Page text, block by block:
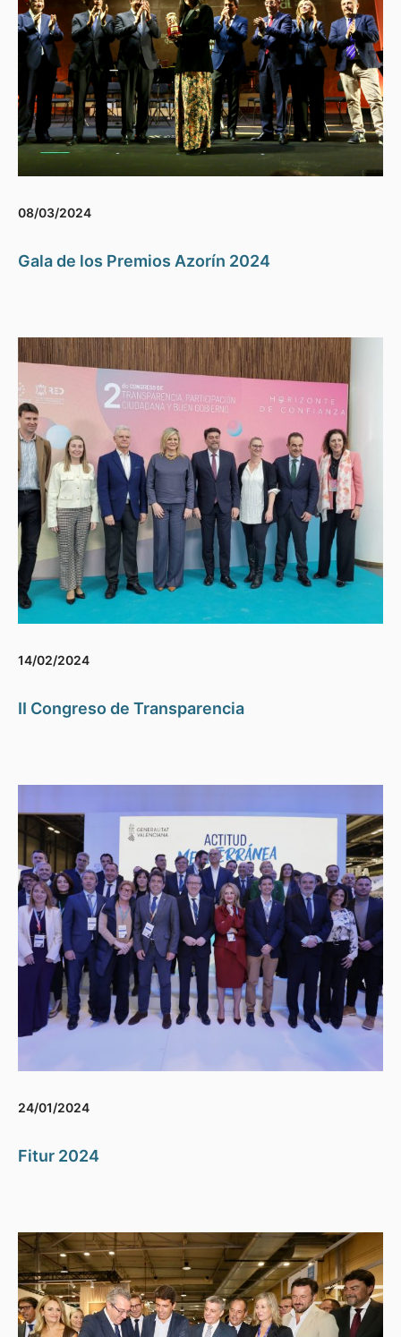
08/03/2024
Gala de los Premios Azorín 2024
14/02/2024
II Congreso de Transparencia
24/01/2024
Fitur 2024